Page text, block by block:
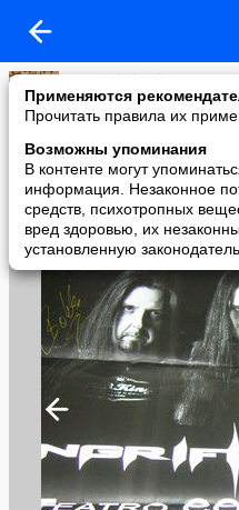
Применяются
Прочитать правила их
Возможны упоминания
В контенте могут
информация. Незаконное
средств, психотропных
вред здоровью, их
установленную
sergei shchirskyy
added a photo
18 May в 23:09